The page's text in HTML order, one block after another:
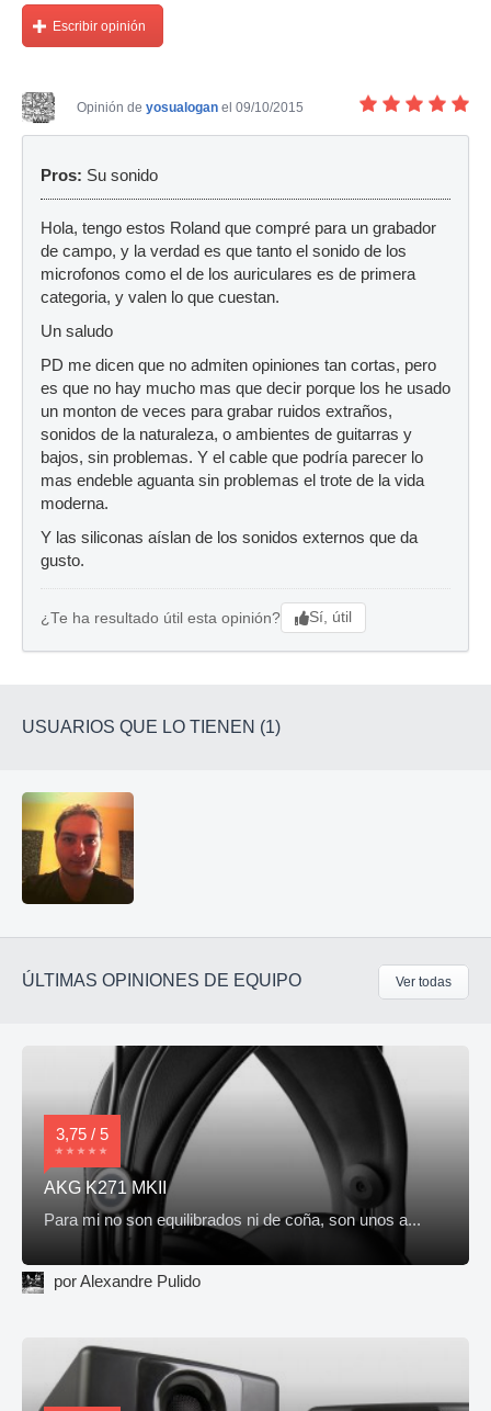
Escribir opinión
Opinión de yosualogan el 09/10/2015
Pros: Su sonido
Hola, tengo estos Roland que compré para un grabador
de campo, y la verdad es que tanto el sonido de los
microfonos como el de los auriculares es de primera
categoria, y valen lo que cuestan.
Un saludo
PD me dicen que no admiten opiniones tan cortas, pero
es que no hay mucho mas que decir porque los he usado
un monton de veces para grabar ruidos extraños,
sonidos de la naturaleza, o ambientes de guitarras y
bajos, sin problemas. Y el cable que podría parecer lo
mas endeble aguanta sin problemas el trote de la vida
moderna.
Y las siliconas aíslan de los sonidos externos que da
gusto.
¿Te ha resultado útil esta opinión? Sí, útil
USUARIOS QUE LO TIENEN (1)
ÚLTIMAS OPINIONES DE EQUIPO Ver todas
3,75 / 5
AKG K271 MKII
Para mi no son equilibrados ni de coña, son unos a...
por Alexandre Pulido